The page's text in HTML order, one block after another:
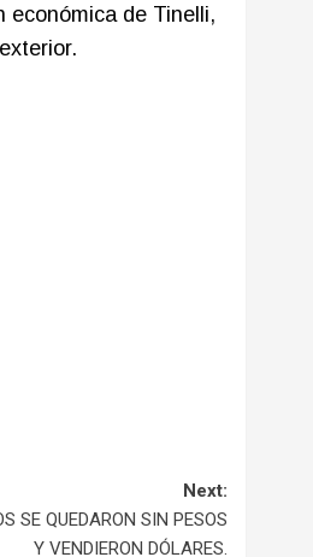
económica de Tinelli,
Next:
SE QUEDARON SIN PESOS
Y VENDIERON DÓLARES.